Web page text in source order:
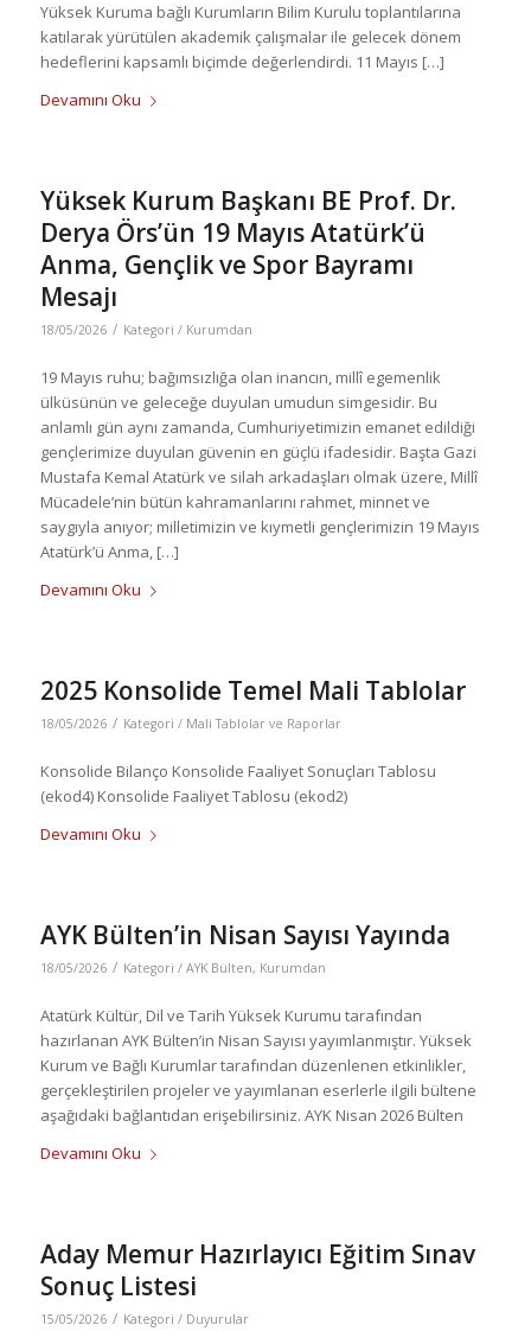
Yüksek Kuruma bağlı Kurumların Bilim Kurulu toplantılarına
katılarak yürütülen akademik çalışmalar ile gelecek dönem
hedeflerini kapsamlı biçimde değerlendirdi. 11 Mayıs […]
Devamını Oku
Yüksek Kurum Başkanı BE Prof. Dr.
Derya Örs’ün 19 Mayıs Atatürk’ü
Anma, Gençlik ve Spor Bayramı
Mesajı
18/05/2026 / Kategori / Kurumdan
19 Mayıs ruhu; bağımsızlığa olan inancın, millî egemenlik
ülküsünün ve geleceğe duyulan umudun simgesidir. Bu
anlamlı gün aynı zamanda, Cumhuriyetimizin emanet edildiği
gençlerimize duyulan güvenin en güçlü ifadesidir. Başta Gazi
Mustafa Kemal Atatürk ve silah arkadaşları olmak üzere, Millî
Mücadele’nin bütün kahramanlarını rahmet, minnet ve
saygıyla anıyor; milletimizin ve kıymetli gençlerimizin 19 Mayıs
Atatürk’ü Anma, […]
Devamını Oku
2025 Konsolide Temel Mali Tablolar
18/05/2026 / Kategori / Mali Tablolar ve Raporlar
Konsolide Bilanço Konsolide Faaliyet Sonuçları Tablosu
(ekod4) Konsolide Faaliyet Tablosu (ekod2)
Devamını Oku
AYK Bülten’in Nisan Sayısı Yayında
18/05/2026 / Kategori / AYK Bülten, Kurumdan
Atatürk Kültür, Dil ve Tarih Yüksek Kurumu tarafından
hazırlanan AYK Bülten’in Nisan Sayısı yayımlanmıştır. Yüksek
Kurum ve Bağlı Kurumlar tarafından düzenlenen etkinlikler,
gerçekleştirilen projeler ve yayımlanan eserlerle ilgili bültene
aşağıdaki bağlantıdan erişebilirsiniz. AYK Nisan 2026 Bülten
Devamını Oku
Aday Memur Hazırlayıcı Eğitim Sınav
Sonuç Listesi
15/05/2026 / Kategori / Duyurular